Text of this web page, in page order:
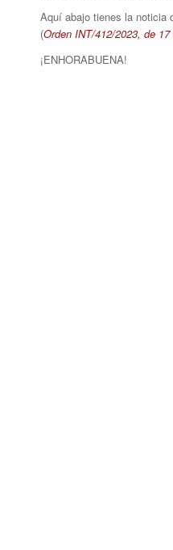
Aquí abajo tienes la noticia
(Orden INT/412/2023, de
¡ENHORABUENA!